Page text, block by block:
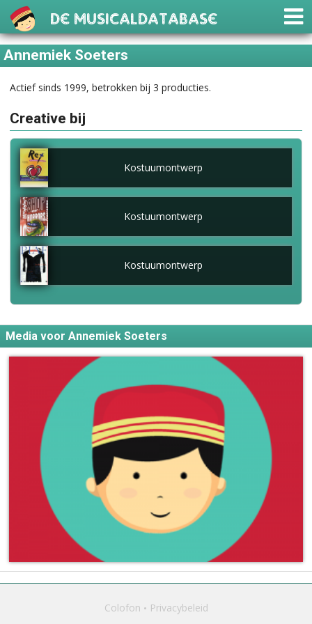
De Musicaldatabase
Annemiek Soeters
Actief sinds 1999, betrokken bij 3 producties.
Creative bij
Kostuumontwerp
Kostuumontwerp
Kostuumontwerp
Media voor Annemiek Soeters
Colofon Privacybeleid